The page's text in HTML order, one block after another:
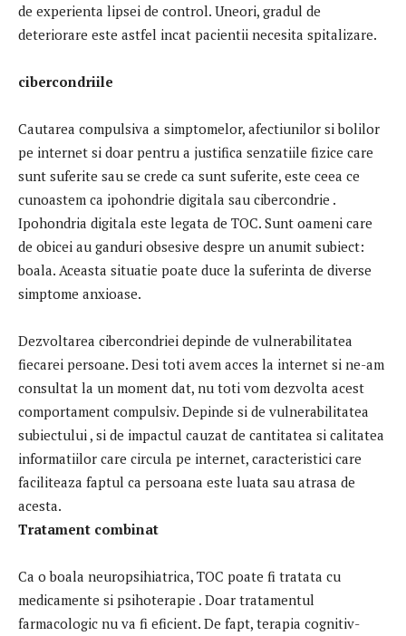
de experienta lipsei de control. Uneori, gradul de
deteriorare este astfel incat pacientii necesita spitalizare.
cibercondriile
Cautarea compulsiva a simptomelor, afectiunilor si bolilor
pe internet si doar pentru a justifica senzatiile fizice care
sunt suferite sau se crede ca sunt suferite, este ceea ce
cunoastem ca ipohondrie digitala sau cibercondrie .
Ipohondria digitala este legata de TOC. Sunt oameni care
de obicei au ganduri obsesive despre un anumit subiect:
boala. Aceasta situatie poate duce la suferinta de diverse
simptome anxioase.
Dezvoltarea cibercondriei depinde de vulnerabilitatea
fiecarei persoane. Desi toti avem acces la internet si ne-am
consultat la un moment dat, nu toti vom dezvolta acest
comportament compulsiv. Depinde si de vulnerabilitatea
subiectului , si de impactul cauzat de cantitatea si calitatea
informatiilor care circula pe internet, caracteristici care
faciliteaza faptul ca persoana este luata sau atrasa de
acesta.
Tratament combinat
Ca o boala neuropsihiatrica, TOC poate fi tratata cu
medicamente si psihoterapie . Doar tratamentul
farmacologic nu va fi eficient. De fapt, terapia cognitiv-